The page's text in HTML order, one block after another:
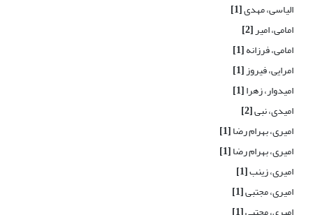
الیاسی، مهدی[1]
امامی، امیر[2]
امامی، فرزانه[1]
امرایی، فیروز[1]
امیدوار، زهرا[1]
امیدی، نبی[2]
امیری، بهرام رضا[1]
امیری، بهرام رضا[1]
امیری، زینب[1]
امیری، مجتبی[1]